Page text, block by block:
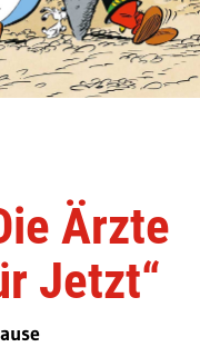
Ärzte
Jetzt“